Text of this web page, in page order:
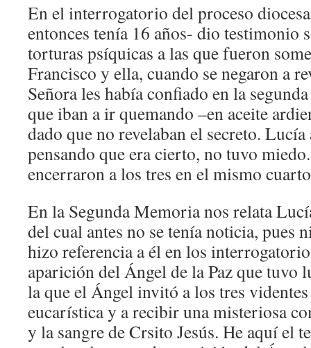
En el interrogatorio del proceso
entonces tenía 16 años- dio testimonio
torturas psíquicas a las que fueron
Francisco y ella, cuando se negaron a
Señora les había confiado en la
que iban a ir quemando –en aceite
dado que no revelaban el secreto.
pensando que era cierto, no tuvo
encerraron a los tres en el mismo cuarto
En la Segunda Memoria nos relata
del cual antes no se tenía noticia, pues
hizo referencia a él en los
aparición del Ángel de la Paz que tuvo
la que el Ángel invitó a los tres
eucarística y a recibir una misteriosa
y la sangre de Crsito Jesús. He aquí el